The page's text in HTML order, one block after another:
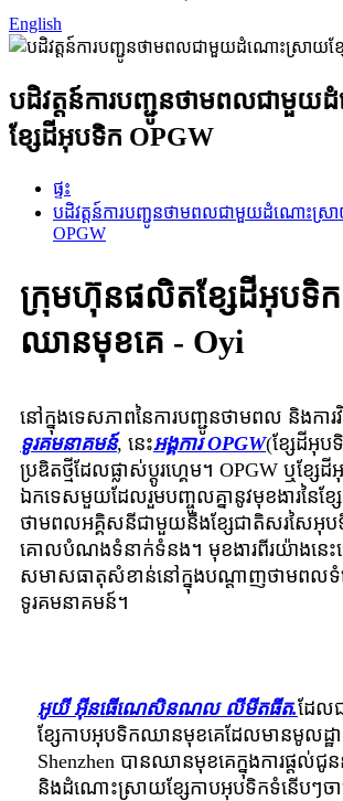
English
បដិវត្តន៍ការបញ្ជូនថាមពលជាមួ
ខ្សែដីអុបទិក OPGW
ផ្ទះ
បដិវត្តន៍ការបញ្ជូនថាមពលជាមួយដំណោះស្រ
OPGW
ក្រុមហ៊ុនផលិតខ្សែដីអុបទិក
ឈានមុខគេ - Oyi
នៅក្នុងទេសភាពនៃការបញ្ជូនថាមពល និងការ
ទូរគមនាគមន៍, នេះអង្គការ OPGW(ខ្សែដីអុប
ប្រឌិតថ្មីដែលផ្លាស់ប្តូរហ្គេម។ OPGW ឬខ្សែ
ឯកទេសមួយដែលរួមបញ្ចូលគ្នានូវមុខងារនៃខ្ស
ថាមពលអគ្គិសនីជាមួយនឹងខ្សែជាតិសរសៃអុប
គោលបំណងទំនាក់ទំនង។ មុខងារពីរយ៉ាងនេះធ្វើ
សមាសធាតុសំខាន់នៅក្នុងបណ្តាញថាមពល
ទូរគមនាគមន៍។
អូយី អ៊ីនធើណេសិនណល លីមីតធីត.ដែល
ខ្សែកាបអុបទិកឈានមុខគេដែលមានមូលដ្ឋ
Shenzhen បានឈានមុខគេក្នុងការផ្តល់
និងដំណោះស្រាយខ្សែកាបអុបទិកទំនើបៗចា